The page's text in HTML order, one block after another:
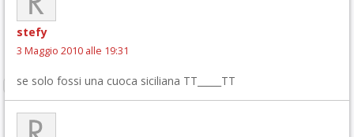
stefy
3 Maggio 2010 alle 19:31
se solo fossi una cuoca siciliana TT_____TT